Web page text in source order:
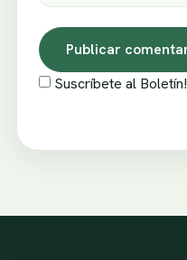
Suscríbete al Boletín!